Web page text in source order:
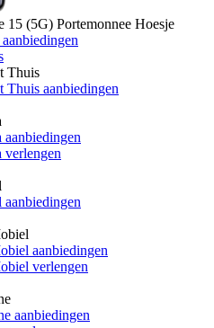
Thuis
Thuis aanbiedingen
aanbiedingen
verlengen
aanbiedingen
aanbiedingen
verlengen
aanbiedingen
15 (5G) Portemonnee Hoesje